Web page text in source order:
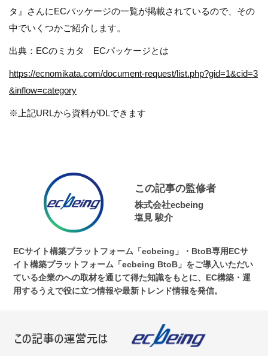
タ』さんにECパッケージの一覧が掲載されているので、その
中でいくつかご紹介します。
出典：ECのミカタ ECパッケージとは
https://ecnomikata.com/document-request/list.php?gid=1&cid=3
&inflow=category
※上記URLから資料がDLできます
この記事の監修者
株式会社ecbeing
塩見 駿介
ECサイト構築プラットフォーム「ecbeing」・BtoB専用ECサ
イト構築プラットフォーム「ecbeing BtoB」をご導入いただい
ている企業のへの取材を通じて得た知識をもとに、EC構築・運
用するうえで役に立つ情報や最新トレンド情報を発信。